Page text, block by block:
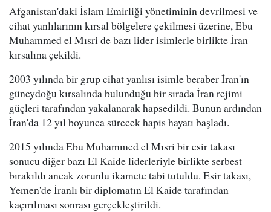
Afganistan'daki İslam Emirliği yönetiminin devrilmesi ve
cihat yanlılarının kırsal bölgelere çekilmesi üzerine, Ebu
Muhammed el Mısri de bazı lider isimlerle birlikte İran
kırsalına çekildi.
2003 yılında bir grup cihat yanlısı isimle beraber İran'ın
güneydoğu kırsalında bulunduğu bir sırada İran rejimi
güçleri tarafından yakalanarak hapsedildi. Bunun ardından
İran'da 12 yıl boyunca sürecek hapis hayatı başladı.
2015 yılında Ebu Muhammed el Mısri bir esir takası
sonucu diğer bazı El Kaide liderleriyle birlikte serbest
bırakıldı ancak zorunlu ikamete tabi tutuldu. Esir takası,
Yemen'de İranlı bir diplomatın El Kaide tarafından
kaçırılması sonrası gerçekleştirildi.